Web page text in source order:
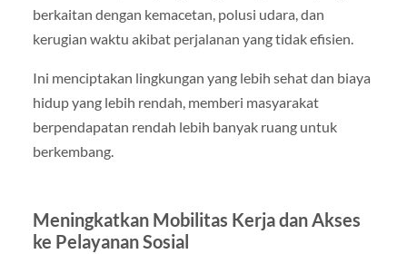
berkaitan dengan kemacetan, polusi udara, dan
kerugian waktu akibat perjalanan yang tidak efisien.
Ini menciptakan lingkungan yang lebih sehat dan biaya
hidup yang lebih rendah, memberi masyarakat
berpendapatan rendah lebih banyak ruang untuk
berkembang.
Meningkatkan Mobilitas Kerja dan Akses
ke Pelayanan Sosial